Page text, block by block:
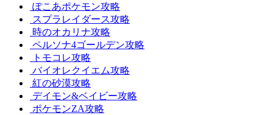
ぽこあポケモン攻略
スプラレイダース攻略
時のオカリナ攻略
ペルソナ4ゴールデン攻略
トモコレ攻略
バイオレクイエム攻略
紅の砂漠攻略
デイモン&ベイビー攻略
ポケモンZA攻略